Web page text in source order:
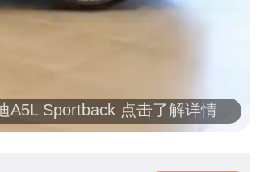
A5L Sportback 点击了解详情